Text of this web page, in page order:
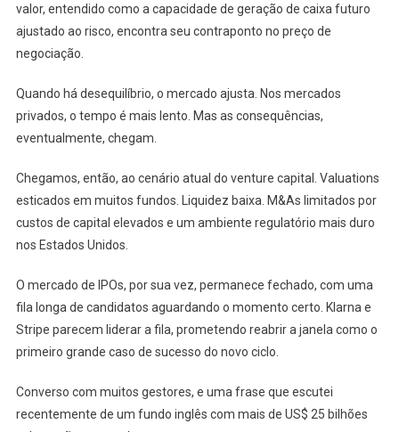
valor, entendido como a capacidade de geração de caixa futuro
ajustado ao risco, encontra seu contraponto no preço de
negociação.
Quando há desequilíbrio, o mercado ajusta. Nos mercados
privados, o tempo é mais lento. Mas as consequências,
eventualmente, chegam.
Chegamos, então, ao cenário atual do venture capital. Valuations
esticados em muitos fundos. Liquidez baixa. M&As limitados por
custos de capital elevados e um ambiente regulatório mais duro
nos Estados Unidos.
O mercado de IPOs, por sua vez, permanece fechado, com uma
fila longa de candidatos aguardando o momento certo. Klarna e
Stripe parecem liderar a fila, prometendo reabrir a janela como o
primeiro grande caso de sucesso do novo ciclo.
Converso com muitos gestores, e uma frase que escutei
recentemente de um fundo inglês com mais de US$ 25 bilhões